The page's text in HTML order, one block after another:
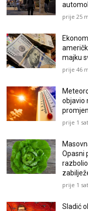
prije 25
majku
prije 46
objavio
prije 1 sat
Opasni
prije 1 sat
Sladić